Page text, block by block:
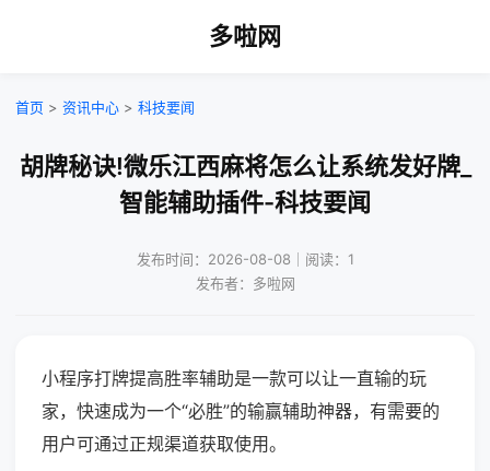
多啦网
首页 > 资讯中心 > 科技要闻
胡牌秘诀!微乐江西麻将怎么让系统发好牌_
智能辅助插件-科技要闻
发布时间：2026-08-08｜阅读：1
发布者：多啦网
小程序打牌提高胜率辅助是一款可以让一直输的玩
家，快速成为一个“必胜”的输赢辅助神器，有需要的
用户可通过正规渠道获取使用。